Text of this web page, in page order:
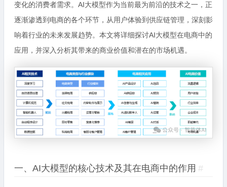
变化的消费者需求。AI大模型作为当前最为前沿的技术之一，正
逐渐渗透到电商的各个环节，从用户体验到供应链管理，深刻影
响着行业的未来发展趋势。本文将详细探讨AI大模型在电商中的
应用，并深入分析其带来的商业价值和潜在的市场机遇。
一、AI大模型的核心技术及其在电商中的作用 #